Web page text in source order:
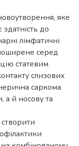
яке
до
лімфатичні
серед
статевим
слизових
саркома
а й носову та